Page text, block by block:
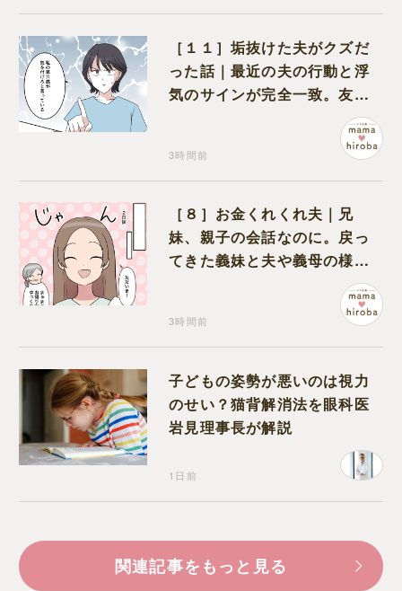
［１１］垢抜けた夫がクズだ
った話｜最近の夫の行動と浮
気のサインが完全一致。友人
3時間前
［８］お金くれくれ夫｜兄
妹、親子の会話なのに。戻っ
てきた義妹と夫や義母の様子
3時間前
子どもの姿勢が悪いのは視力
のせい？猫背解消法を眼科医
岩見理事長が解説
1日前
関連記事をもっと見る